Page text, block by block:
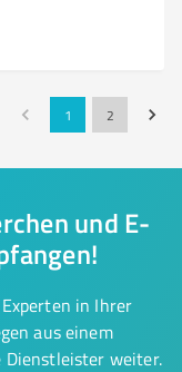
1 2
und E-
in Ihrer
aus einem
Dienstleister weiter.